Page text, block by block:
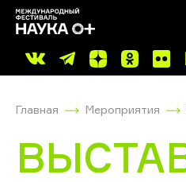
Главная Мероприятия